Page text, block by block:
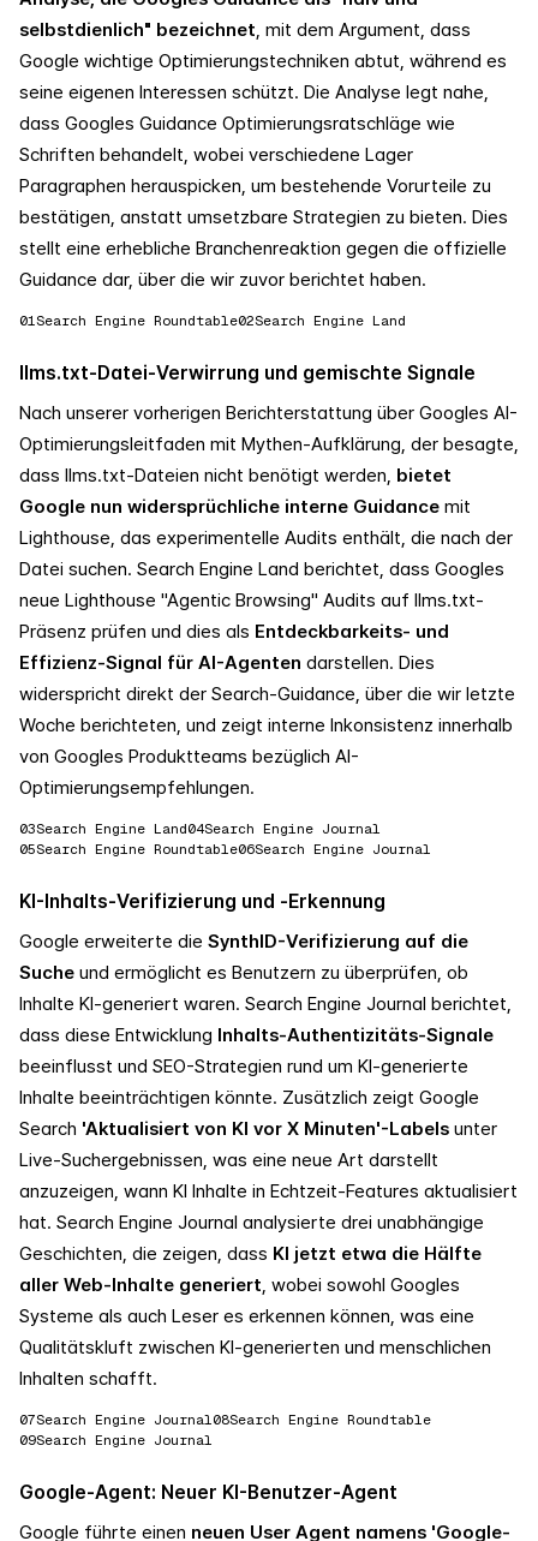
selbstdienlich" bezeichnet, mit dem Argument, dass
Google wichtige Optimierungstechniken abtut, während es
seine eigenen Interessen schützt. Die Analyse legt nahe,
dass Googles Guidance Optimierungsratschläge wie
Schriften behandelt, wobei verschiedene Lager
Paragraphen herauspicken, um bestehende Vorurteile zu
bestätigen, anstatt umsetzbare Strategien zu bieten. Dies
stellt eine erhebliche Branchenreaktion gegen die offizielle
Guidance dar, über die wir zuvor berichtet haben.
01Search Engine Roundtable02Search Engine Land
llms.txt-Datei-Verwirrung und gemischte Signale
Nach unserer vorherigen Berichterstattung über Googles AI-
Optimierungsleitfaden mit Mythen-Aufklärung, der besagte,
dass llms.txt-Dateien nicht benötigt werden, bietet
Google nun widersprüchliche interne Guidance mit
Lighthouse, das experimentelle Audits enthält, die nach der
Datei suchen. Search Engine Land berichtet, dass Googles
neue Lighthouse "Agentic Browsing" Audits auf llms.txt-
Präsenz prüfen und dies als Entdeckbarkeits- und
Effizienz-Signal für AI-Agenten darstellen. Dies
widerspricht direkt der Search-Guidance, über die wir letzte
Woche berichteten, und zeigt interne Inkonsistenz innerhalb
von Googles Produktteams bezüglich AI-
Optimierungsempfehlungen.
03Search Engine Land04Search Engine Journal
05Search Engine Roundtable06Search Engine Journal
KI-Inhalts-Verifizierung und -Erkennung
Google erweiterte die SynthID-Verifizierung auf die
Suche und ermöglicht es Benutzern zu überprüfen, ob
Inhalte KI-generiert waren. Search Engine Journal berichtet,
dass diese Entwicklung Inhalts-Authentizitäts-Signale
beeinflusst und SEO-Strategien rund um KI-generierte
Inhalte beeinträchtigen könnte. Zusätzlich zeigt Google
Search 'Aktualisiert von KI vor X Minuten'-Labels unter
Live-Suchergebnissen, was eine neue Art darstellt
anzuzeigen, wann KI Inhalte in Echtzeit-Features aktualisiert
hat. Search Engine Journal analysierte drei unabhängige
Geschichten, die zeigen, dass KI jetzt etwa die Hälfte
aller Web-Inhalte generiert, wobei sowohl Googles
Systeme als auch Leser es erkennen können, was eine
Qualitätskluft zwischen KI-generierten und menschlichen
Inhalten schafft.
07Search Engine Journal08Search Engine Roundtable
09Search Engine Journal
Google-Agent: Neuer KI-Benutzer-Agent
Google führte einen neuen User Agent namens 'Google-